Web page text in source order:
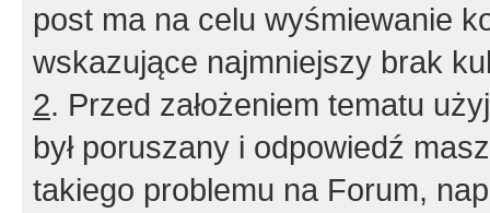
post ma na celu wyśmiewanie
wskazujące najmniejszy brak
2. Przed założeniem tematu
był poruszany i odpowiedź
takiego problemu na Forum,